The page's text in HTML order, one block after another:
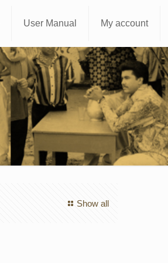
User Manual My account
Show all